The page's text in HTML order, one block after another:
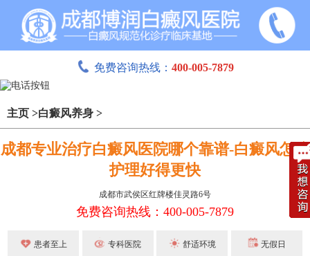
免费咨询热线： 400-005-7879
主页 >白癜风养身 >
成都专业治疗白癜风医院哪个靠谱-白癜风怎么
护理好得更快
成都市武侯区红牌楼佳灵路6号
免费咨询热线：400-005-7879
患者至上 专科医院 舒适环境 无假日